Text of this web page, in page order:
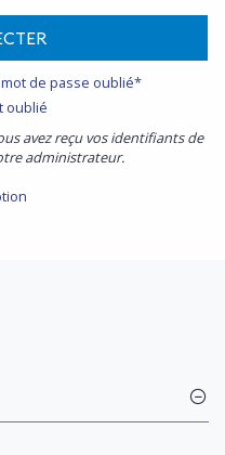
de passe oublié*
oublié
avez reçu vos identifiants de
administrateur.